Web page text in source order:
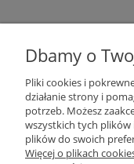
Dbamy o
Pliki cookies i
działanie strony i
potrzeb. Możesz
wszystkich tych plików
plików do swoich
Więcej o plikach